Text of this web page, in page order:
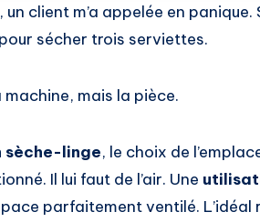
un client m’a appelée en
sécher trois serviettes.
mais la pièce.
sèche-linge, le choix de
Il lui faut de l’air. Une
parfaitement ventilé. L’idéal